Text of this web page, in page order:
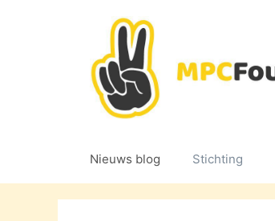
Nieuws blog Stichting